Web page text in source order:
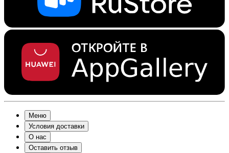
Меню
Условия доставки
О нас
Оставить отзыв